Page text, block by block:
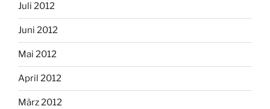
Juli 2012
Juni 2012
Mai 2012
April 2012
März 2012